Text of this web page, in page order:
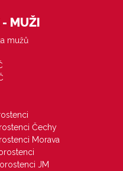
MUŽI
mužů
Čechy
Morava
JM